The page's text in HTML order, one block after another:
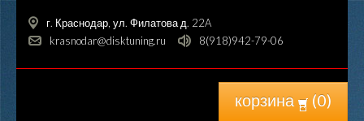
г. Краснодар, ул. Филатова д. 22A
krasnodar@disktuning.ru
8(918)942-79-06
корзина (0)